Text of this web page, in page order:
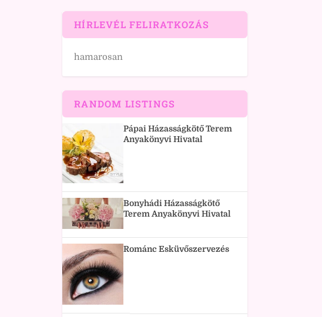
HÍRLEVÉL FELIRATKOZÁS
hamarosan
RANDOM LISTINGS
Pápai Házasságkötő Terem
Anyakönyvi Hivatal
Bonyhádi Házasságkötő
Terem Anyakönyvi Hivatal
Románc Esküvőszervezés